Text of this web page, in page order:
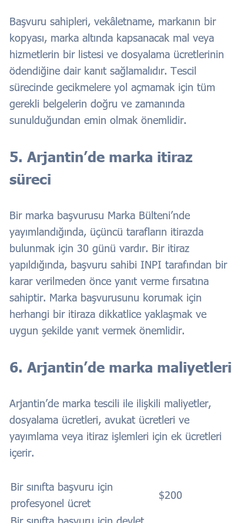
Başvuru sahipleri, vekâletname, markanın bir
kopyası, marka altında kapsanacak mal veya
hizmetlerin bir listesi ve dosyalama ücretlerinin
ödendiğine dair kanıt sağlamalıdır. Tescil
sürecinde gecikmelere yol açmamak için tüm
gerekli belgelerin doğru ve zamanında
sunulduğundan emin olmak önemlidir.
5. Arjantin’de marka itiraz
süreci
Bir marka başvurusu Marka Bülteni’nde
yayımlandığında, üçüncü tarafların itirazda
bulunmak için 30 günü vardır. Bir itiraz
yapıldığında, başvuru sahibi INPI tarafından bir
karar verilmeden önce yanıt verme fırsatına
sahiptir. Marka başvurusunu korumak için
herhangi bir itiraza dikkatlice yaklaşmak ve
uygun şekilde yanıt vermek önemlidir.
6. Arjantin’de marka maliyetleri
Arjantin’de marka tescili ile ilişkili maliyetler,
dosyalama ücretleri, avukat ücretleri ve
yayımlama veya itiraz işlemleri için ek ücretleri
içerir.
Bir sınıfta başvuru için
profesyonel ücret
$200